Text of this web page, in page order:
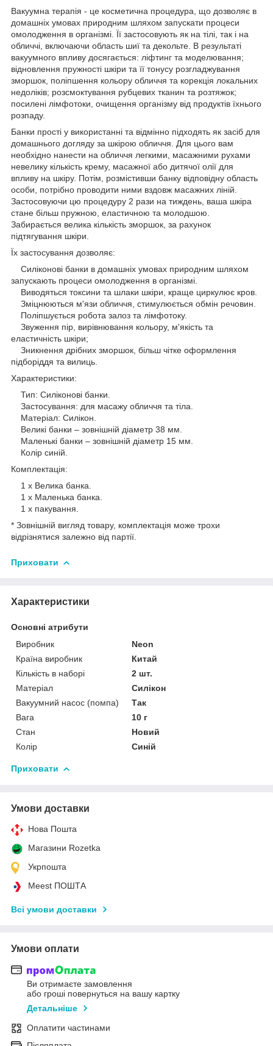
Вакуумна терапія - це косметична процедура, що дозволяє в
домашніх умовах природним шляхом запускати процеси
омолодження в організмі. Її застосовують як на тілі, так і на
обличчі, включаючи область шиї та декольте. В результаті
вакуумного впливу досягається: ліфтинг та моделювання;
відновлення пружності шкіри та її тонусу розгладжування
зморшок, поліпшення кольору обличчя та корекція локальних
недоліків; розсмоктування рубцевих тканин та розтяжок;
посилені лімфотоки, очищення організму від продуктів їхнього
розпаду.
Банки прості у використанні та відмінно підходять як засіб для
домашнього догляду за шкірою обличчя. Для цього вам
необхідно нанести на обличчя легкими, масажними рухами
невелику кількість крему, масажної або дитячої олії для
впливу на шкіру. Потім, розмістивши банку відповідну область
особи, потрібно проводити ними вздовж масажних ліній.
Застосовуючи цю процедуру 2 рази на тиждень, ваша шкіра
стане більш пружною, еластичною та молодшою.
Забирається велика кількість зморшок, за рахунок
підтягування шкіри.
Їх застосування дозволяє:
Силіконові банки в домашніх умовах природним шляхом
запускають процеси омолодження в організмі.
Виводяться токсини та шлаки шкіри, краще циркулює кров.
Зміцнюються м'язи обличчя, стимулюється обмін речовин.
Поліпшується робота залоз та лімфотоку.
Звуження пір, вирівнювання кольору, м'якість та
еластичність шкіри;
Зникнення дрібних зморшок, більш чітке оформлення
підборіддя та вилиць.
Характеристики:
Тип: Силіконові банки.
Застосування: для масажу обличчя та тіла.
Матеріал: Силікон.
Великі банки – зовнішній діаметр 38 мм.
Маленькі банки – зовнішній діаметр 15 мм.
Колір синій.
Комплектація:
1 х Велика банка.
1 х Маленька банка.
1 х пакування.
* Зовнішній вигляд товару, комплектація може трохи
відрізнятися залежно від партії.
Приховати
Характеристики
Основні атрибути
Виробник
Neon
Країна виробник
Китай
Кількість в наборі
2 шт.
Матеріал
Силікон
Вакуумний насос (помпа)
Так
Вага
10 г
Стан
Новий
Колір
Синій
Приховати
Умови доставки
Нова Пошта
Магазини Rozetka
Укрпошта
Meest ПОШТА
Всі умови доставки
Умови оплати
Ви отримаєте замовлення
або гроші повернуться на вашу картку
Детальніше
Оплатити частинами